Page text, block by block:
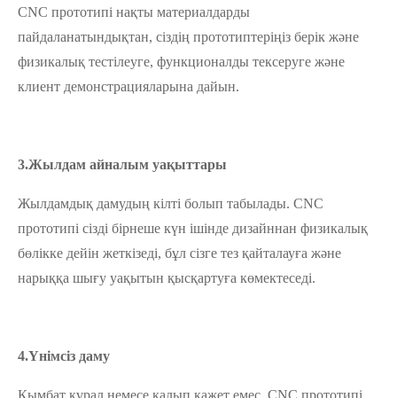
CNC прототипі нақты материалдарды
пайдаланатындықтан, сіздің прототиптеріңіз берік және
физикалық тестілеуге, функционалды тексеруге және
клиент демонстрацияларына дайын.
3.Жылдам айналым уақыттары
Жылдамдық дамудың кілті болып табылады. CNC
прототипі сізді бірнеше күн ішінде дизайннан физикалық
бөлікке дейін жеткізеді, бұл сізге тез қайталауға және
нарыққа шығу уақытын қысқартуға көмектеседі.
4.Үнімсіз даму